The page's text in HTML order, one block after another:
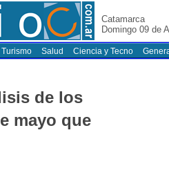
Catamarca
Domingo 09 de
Turismo Salud Ciencia y Tecno
de los
mayo que